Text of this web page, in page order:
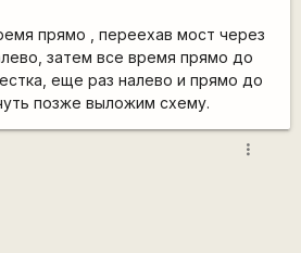
прямо , переехав мост через
затем все время прямо до
еще раз налево и прямо до
позже выложим схему.
more_vert